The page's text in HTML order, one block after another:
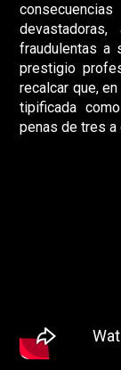
fraudulentas a
prestigio
recalcar que,
tipificada
penas de tres a